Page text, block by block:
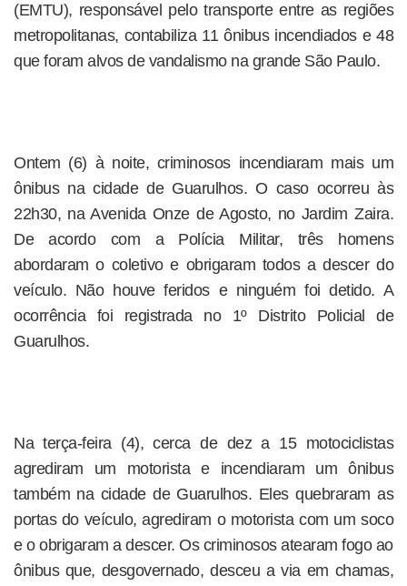
(EMTU), responsável pelo transporte entre as regiões
metropolitanas, contabiliza 11 ônibus incendiados e 48
que foram alvos de vandalismo na grande São Paulo.
Ontem (6) à noite, criminosos incendiaram mais um
ônibus na cidade de Guarulhos. O caso ocorreu às
22h30, na Avenida Onze de Agosto, no Jardim Zaira.
De acordo com a Polícia Militar, três homens
abordaram o coletivo e obrigaram todos a descer do
veículo. Não houve feridos e ninguém foi detido. A
ocorrência foi registrada no 1º Distrito Policial de
Guarulhos.
Na terça-feira (4), cerca de dez a 15 motociclistas
agrediram um motorista e incendiaram um ônibus
também na cidade de Guarulhos. Eles quebraram as
portas do veículo, agrediram o motorista com um soco
e o obrigaram a descer. Os criminosos atearam fogo ao
ônibus que, desgovernado, desceu a via em chamas,